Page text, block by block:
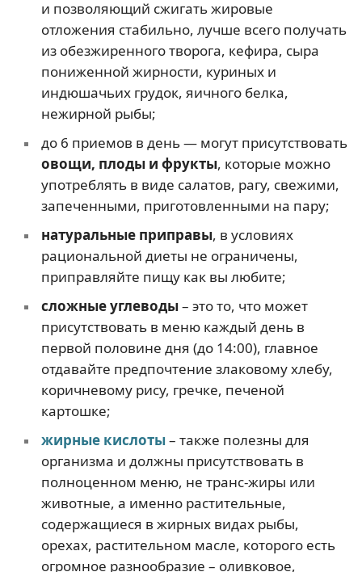
и позволяющий сжигать жировые
отложения стабильно, лучше всего получать
из обезжиренного творога, кефира, сыра
пониженной жирности, куриных и
индюшачьих грудок, яичного белка,
нежирной рыбы;
до 6 приемов в день — могут присутствовать
овощи, плоды и фрукты, которые можно
употреблять в виде салатов, рагу, свежими,
запеченными, приготовленными на пару;
натуральные приправы, в условиях
рациональной диеты не ограничены,
приправляйте пищу как вы любите;
сложные углеводы– это то, что может
присутствовать в меню каждый день в
первой половине дня (до 14:00), главное
отдавайте предпочтение злаковому хлебу,
коричневому рису, гречке, печеной
картошке;
жирные кислоты– также полезны для
организма и должны присутствовать в
полноценном меню, не транс-жиры или
животные, а именно растительные,
содержащиеся в жирных видах рыбы,
орехах, растительном масле, которого есть
огромное разнообразие – оливковое,